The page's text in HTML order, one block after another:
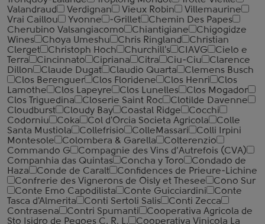
Valandraud
Verdignan Vieux Robin
Villemaurine
Vrai Caillou
Yvonne -Grillet
Chemin Des Papes
Cherubino Valsangiacomo
Chiantigiane
Chigogidze
Wines
Choya Umeshu Chris Ringland
Christian
Clerget
Christoph Hoch Churchill's CIAVG
Cielo e
Terra
Cincinnato Cipriana Citra Ciu-Ciu
Clarence
Dillon
Claude Dugat Claudio Quarta
Clemens Busch
Clos Berenguer
Clos Floridene Clos Henri
Clos
Lamothe
Clos Lapeyre Clos Lunelles
Clos Mogador
Clos Triguedina
Closerie Saint Roc
Clotilde Davenne
Cloudburst
Cloudy Bay Coastal Ridge
Cocchi
Codorniu
Coka Col d'Orcia Societa Agricola
Colle
Santa Mustiola
Collefrisio ColleMassari
Colli Irpini
Montesole
Colombera & Garella
Colterenzio
Commando G
Compagnie des Vins d’Autrefois (CVA)
Companhia das Quintas
Concha y Toro
Condado de
Haza
Conde de Caralt
Confidences de Prieure-Lichine
Confrerie des Vignerons de Oisly et Thesee
Cono Sur
Conte Emo Capodilista
Conte Guicciardini
Conte
Tasca d'Almerita
Conti Sertoli Salis
Conti Zecca
Contrasena
Contri Spumanti
Cooperativa Agricola de
Sto Isidro de Pegoes C. R. L.
Cooperativa Vinicola La